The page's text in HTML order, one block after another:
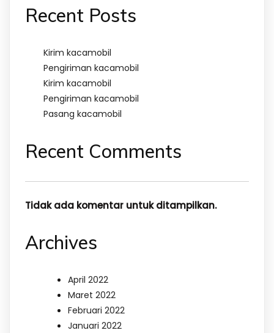
Recent Posts
Kirim kacamobil
Pengiriman kacamobil
Kirim kacamobil
Pengiriman kacamobil
Pasang kacamobil
Recent Comments
Tidak ada komentar untuk ditampilkan.
Archives
April 2022
Maret 2022
Februari 2022
Januari 2022